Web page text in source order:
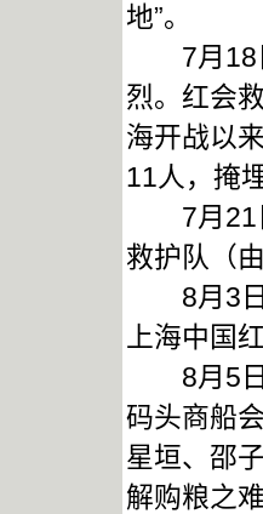
地”。
7月18日
烈。红会
海开战以
11人，掩
7月21日
救护队（
8月3日
上海中国
8月5日
码头商船
星垣、邵
解购粮之